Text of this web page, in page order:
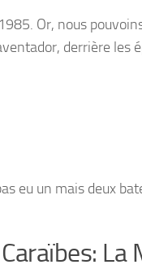
Or, nous
derrière les
eu un mais deux
La